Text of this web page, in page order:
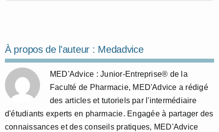
À propos de l'auteur : Medadvice
MED'Advice : Junior-Entreprise® de la
Faculté de Pharmacie, MED'Advice a rédigé
des articles et tutoriels par l'intermédiaire
d'étudiants experts en pharmacie. Engagée à partager des
connaissances et des conseils pratiques, MED'Advice